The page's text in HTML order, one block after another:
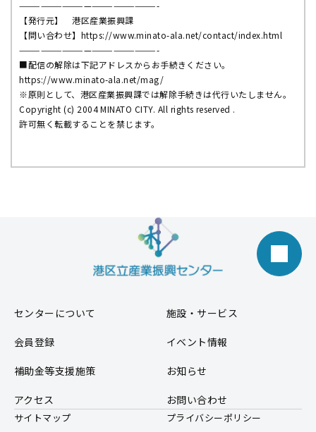
———————————————————-
【発行元】 港区産業振興課
【問い合わせ】 https://www.minato-ala.net/contact/index.html
———————————————————-
■配信の解除は下記アドレスからお手続きください。
https://www.minato-ala.net/mag/
※原則として、 港区産業振興課では解除手続きは代行いたしません。
Copyright (c) 2004 MINATO CITY. All rights reserved .
許可無く転載することを禁じます。
センターについて 施設・サービス
会員登録 イベント情報
補助金等支援施策 お知らせ
アクセス お問い合わせ
サイトマップ プライバシーポリシー